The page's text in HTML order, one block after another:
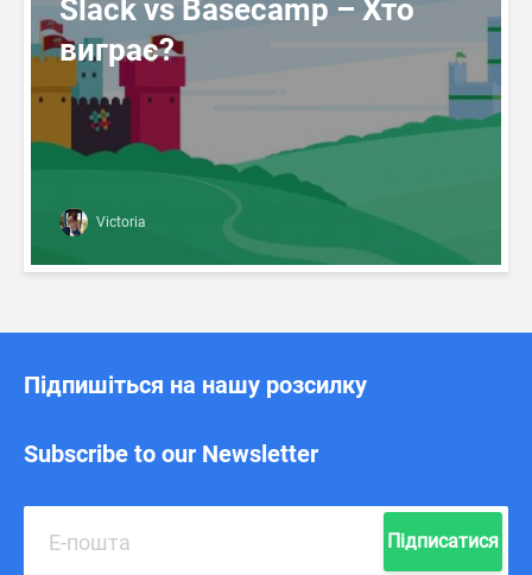
Slack vs Basecamp – Хто
виграє?
Victoria
Підпишіться на нашу розсилку
Subscribe to our Newsletter
Підписатися